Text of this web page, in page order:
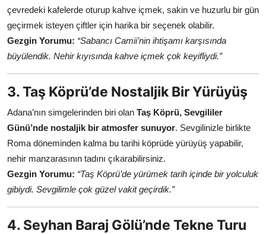
çevredeki kafelerde oturup kahve içmek, sakin ve huzurlu bir gün
geçirmek isteyen çiftler için harika bir seçenek olabilir.
Gezgin Yorumu: “Sabancı Camii’nin ihtişamı karşısında
büyülendik. Nehir kıyısında kahve içmek çok keyifliydi.”
3. Taş Köprü’de Nostaljik Bir Yürüyüş
Adana’nın simgelerinden biri olan Taş Köprü, Sevgililer
Günü’nde nostaljik bir atmosfer sunuyor. Sevgilinizle birlikte
Roma döneminden kalma bu tarihi köprüde yürüyüş yapabilir,
nehir manzarasının tadını çıkarabilirsiniz.
Gezgin Yorumu: “Taş Köprü’de yürümek tarih içinde bir yolculuk
gibiydi. Sevgilimle çok güzel vakit geçirdik.”
4. Seyhan Baraj Gölü’nde Tekne Turu